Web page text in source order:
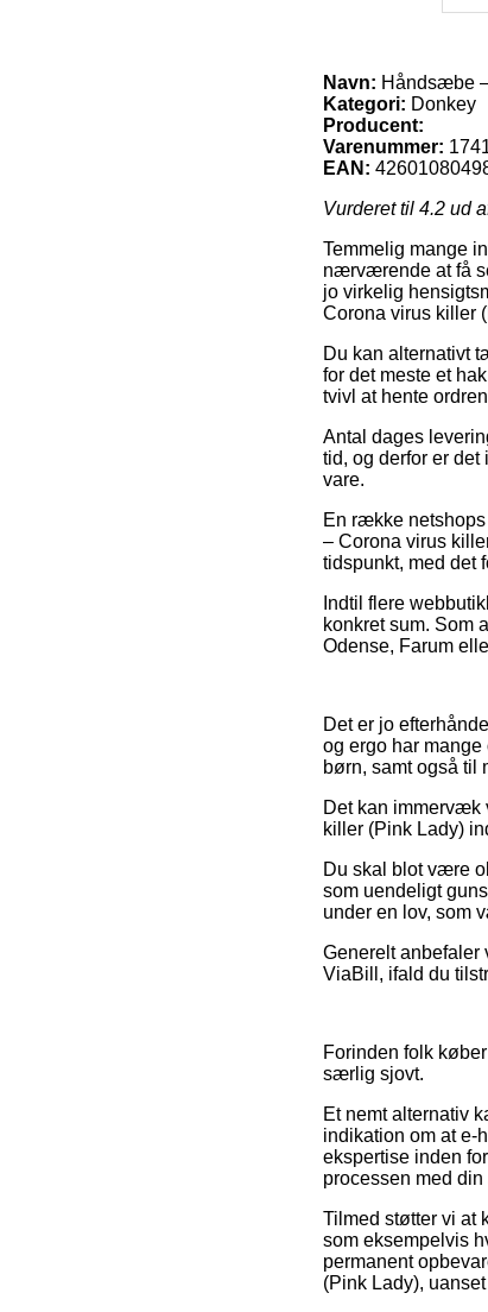
Navn: Håndsæbe
Kategori: Donkey
Producent:
Varenummer:
EAN:
Vurderet til 4.2 ud
Temmelig mange
nærværende at få
jo virkelig
Corona virus killer
Du kan alternativt
for det meste et
tvivl at hente
Antal dages
tid, og derfor er
vare.
En række
– Corona virus
tidspunkt, med det
Indtil flere
konkret sum. Som
Odense, Farum
Det er jo
og ergo har
børn, samt også til
Det kan immervæk
killer (Pink Lady)
Du skal blot være
som uendeligt
under en lov, som
Generelt anbefaler
ViaBill, ifald du
Forinden folk
særlig sjovt.
Et nemt alternativ
indikation om at e-
ekspertise inden
processen med
Tilmed støtter vi at
som eksempelvis
permanent
(Pink Lady),